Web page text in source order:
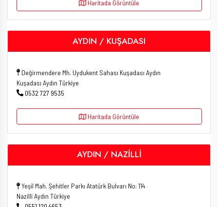
Haritada Görüntüle
AYDIN / KUŞADASI
Değirmendere Mh. Uydukent Sahası Kuşadası Aydın
Kuşadası Aydın Türkiye
0532 727 9535
Haritada Görüntüle
AYDIN / NAZİLLİ
Yeşil Mah. Şehitler Parkı Atatürk Bulvarı No: 114
Nazilli Aydın Türkiye